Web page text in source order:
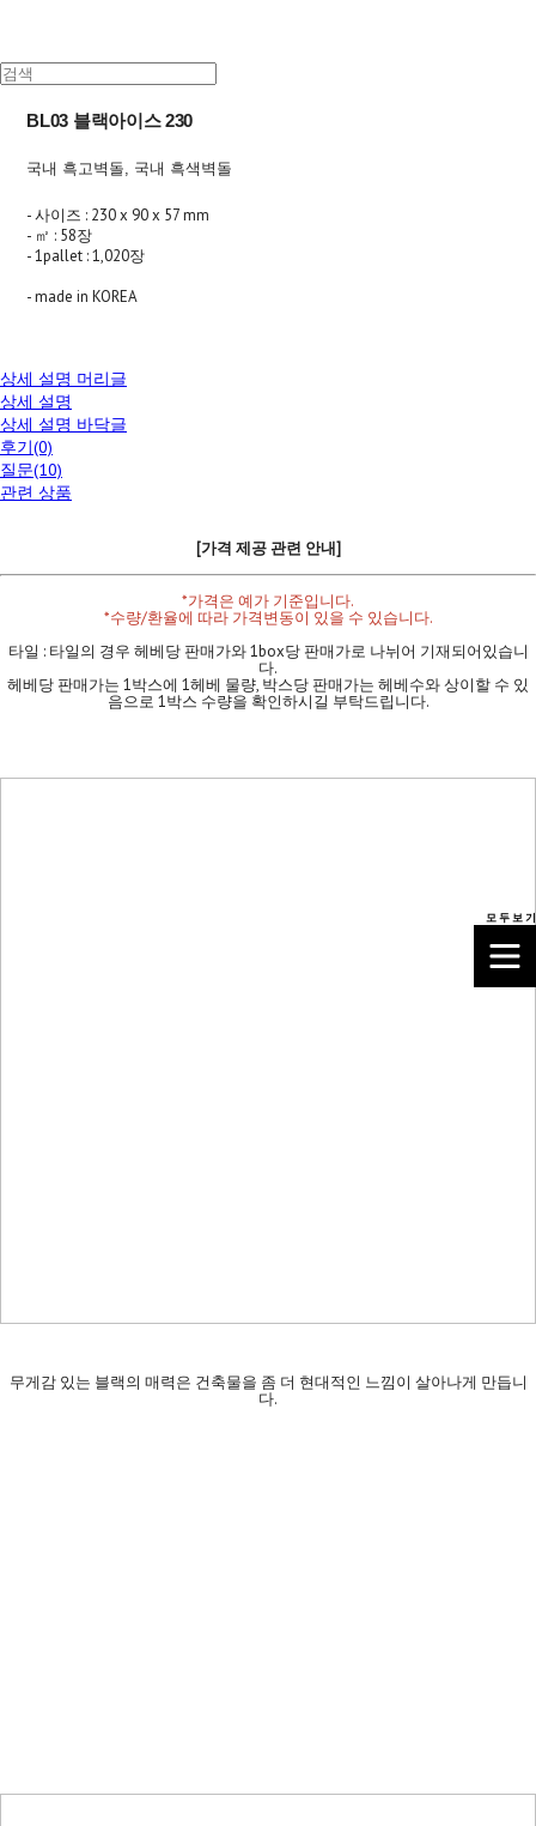
BL03 블랙아이스 230
국내 흑고벽돌, 국내 흑색벽돌
- 사이즈 : 230 x 90 x 57 mm
- ㎡ : 58장
- 1pallet : 1,020장
- made in KOREA
상세 설명 머리글
상세 설명
상세 설명 바닥글
후기(0)
질문(10)
관련 상품
[가격 제공 관련 안내]
*가격은 예가 기준입니다.
*수량/환율에 따라 가격변동이 있을 수 있습니다.
타일 : 타일의 경우 헤베당 판매가와 1box당 판매가로 나뉘어 기재되어있습니
다.
헤베당 판매가는 1박스에 1헤베 물량, 박스당 판매가는 헤베수와 상이할 수 있
음으로 1박스 수량을 확인하시길 부탁드립니다.
무게감 있는 블랙의 매력은 건축물을 좀 더 현대적인 느낌이 살아나게 만듭니
다.
모 두 보 기